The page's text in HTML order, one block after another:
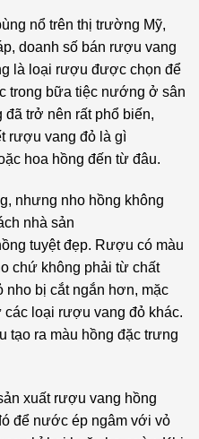
nổ trên thị trường Mỹ,
doanh số bán rượu vang
là loại rượu được chọn để
trong bữa tiệc nướng ở sân
trở nên rất phổ biến,
rượu vang đỏ là gì
hoa hồng đến từ đâu.
nhưng nho hồng không
nhà sản
tuyệt đẹp. Rượu có màu
chứ không phải từ chất
nho bị cắt ngắn hơn, mặc
loại rượu vang đỏ khác.
tạo ra màu hồng đặc trưng
xuất rượu vang hồng
để nước ép ngâm với vỏ